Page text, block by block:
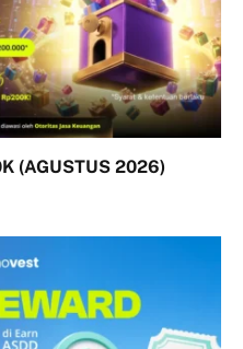
(AGUSTUS 2026)